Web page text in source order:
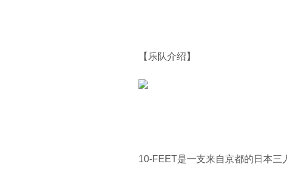
【乐队介绍】
10-FEET是一支来自京都的日本三